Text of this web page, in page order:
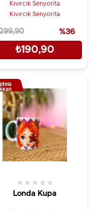
Kıvırcık Senyorita
Kıvırcık Senyorita
₺190,90
%36
Londa Kupa
★ ★ ★ ★ ★